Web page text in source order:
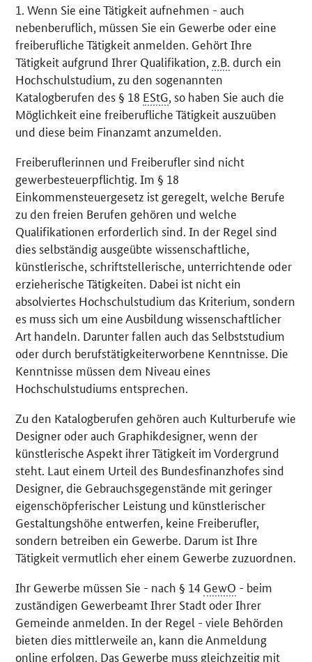
1. Wenn Sie eine Tätigkeit aufnehmen - auch
nebenberuflich, müssen Sie ein Gewerbe oder eine
freiberufliche Tätigkeit anmelden. Gehört Ihre
Tätigkeit aufgrund Ihrer Qualifikation, z.B. durch ein
Hochschulstudium, zu den sogenannten
Katalogberufen des § 18 EStG, so haben Sie auch die
Möglichkeit eine freiberufliche Tätigkeit auszuüben
und diese beim Finanzamt anzumelden.
Freiberuflerinnen und Freiberufler sind nicht
gewerbesteuerpflichtig. Im § 18
Einkommensteuergesetz ist geregelt, welche Berufe
zu den freien Berufen gehören und welche
Qualifikationen erforderlich sind. In der Regel sind
dies selbständig ausgeübte wissenschaftliche,
künstlerische, schriftstellerische, unterrichtende oder
erzieherische Tätigkeiten. Dabei ist nicht ein
absolviertes Hochschulstudium das Kriterium, sondern
es muss sich um eine Ausbildung wissenschaftlicher
Art handeln. Darunter fallen auch das Selbststudium
oder durch berufstätigkeiterworbene Kenntnisse. Die
Kenntnisse müssen dem Niveau eines
Hochschulstudiums entsprechen.
Zu den Katalogberufen gehören auch Kulturberufe wie
Designer oder auch Graphikdesigner, wenn der
künstlerische Aspekt ihrer Tätigkeit im Vordergrund
steht. Laut einem Urteil des Bundesfinanzhofes sind
Designer, die Gebrauchsgegenstände mit geringer
eigenschöpferischer Leistung und künstlerischer
Gestaltungshöhe entwerfen, keine Freiberufler,
sondern betreiben ein Gewerbe. Darum ist Ihre
Tätigkeit vermutlich eher einem Gewerbe zuzuordnen.
Ihr Gewerbe müssen Sie - nach § 14 GewO - beim
zuständigen Gewerbeamt Ihrer Stadt oder Ihrer
Gemeinde anmelden. In der Regel - viele Behörden
bieten dies mittlerweile an, kann die Anmeldung
online erfolgen. Das Gewerbe muss gleichzeitig mit